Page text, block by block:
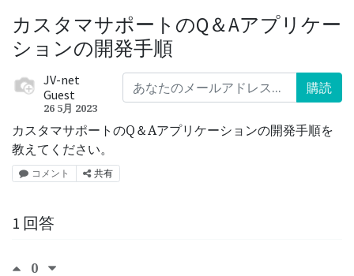
カスタマサポートのQ＆Aアプリケー
ションの開発手順
JV-net
Guest
26 5月 2023
購読
カスタマサポートのQ＆Aアプリケーションの開発手順を
教えてください。
コメント 共有
1 回答
0